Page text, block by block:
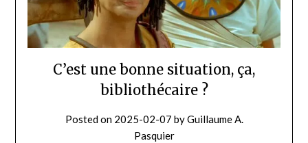
C’est une bonne situation, ça,
bibliothécaire ?
Posted on 2025-02-07 byGuillaume A.
Pasquier